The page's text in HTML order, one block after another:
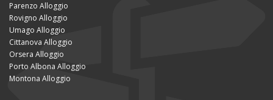
Parenzo Alloggio
Rovigno Alloggio
Umago Alloggio
Cittanova Alloggio
Orsera Alloggio
Porto Albona Alloggio
Montona Alloggio